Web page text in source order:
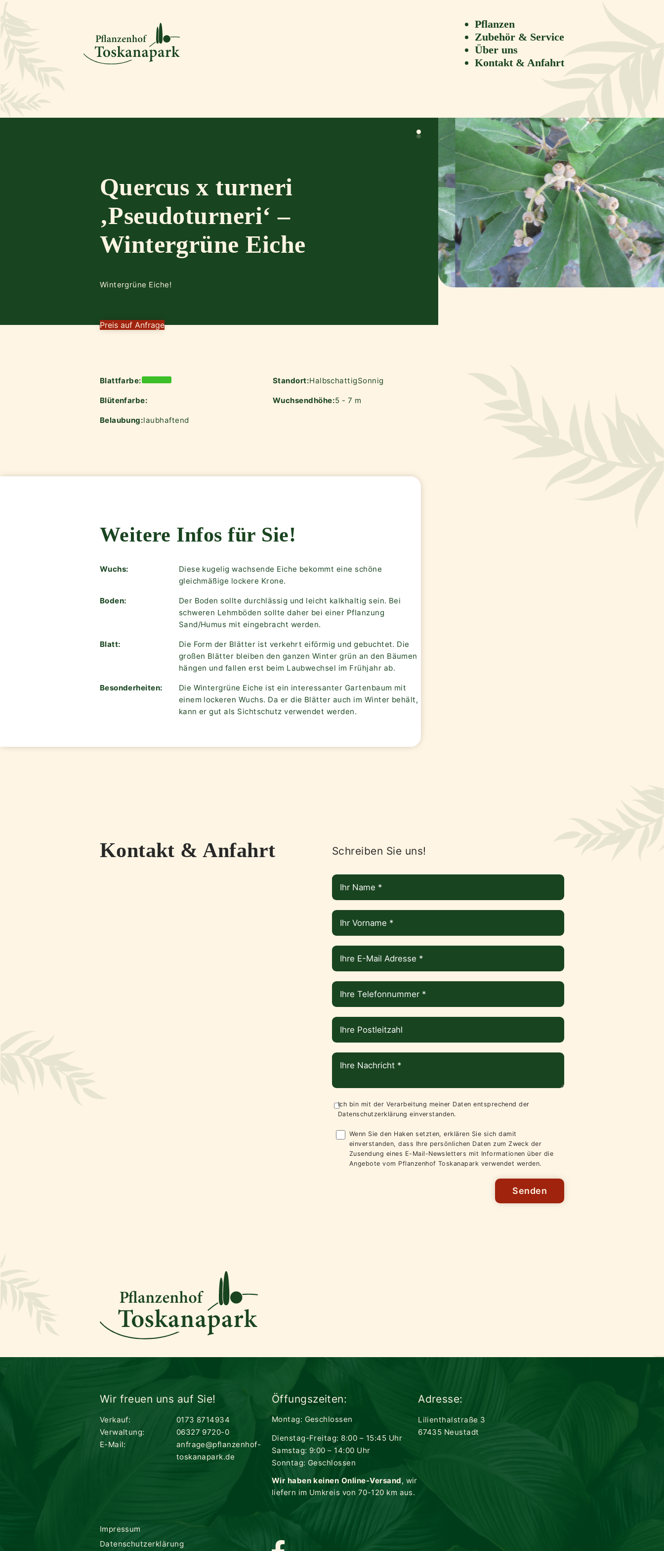
Pflanzen
Zubehör & Service
Über uns
Kontakt & Anfahrt
Quercus x turneri
‚Pseudoturneri‘ –
Wintergrüne Eiche
Wintergrüne Eiche!
Preis auf Anfrage
Blattfarbe:
Blütenfarbe:
Standort:HalbschattigSonnig
Wuchsendhöhe:5 - 7 m
Belaubung:laubhaftend
Weitere Infos für Sie!
Wuchs:
Diese kugelig wachsende Eiche bekommt eine schöne
gleichmäßige lockere Krone.
Boden:
Der Boden sollte durchlässig und leicht kalkhaltig sein. Bei
schweren Lehmböden sollte daher bei einer Pflanzung
Sand/Humus mit eingebracht werden.
Blatt:
Die Form der Blätter ist verkehrt eiförmig und gebuchtet. Die
großen Blätter bleiben den ganzen Winter grün an den Bäumen
hängen und fallen erst beim Laubwechsel im Frühjahr ab.
Besonderheiten:
Die Wintergrüne Eiche ist ein interessanter Gartenbaum mit
einem lockeren Wuchs. Da er die Blätter auch im Winter behält,
kann er gut als Sichtschutz verwendet werden.
Kontakt & Anfahrt Schreiben Sie uns!
Ich bin mit der Verarbeitung meiner Daten entsprechend der
Datenschutzerklärung einverstanden.
Wenn Sie den Haken setzten, erklären Sie sich damit
einverstanden, dass Ihre persönlichen Daten zum Zweck der
Zusendung eines E-Mail-Newsletters mit Informationen über die
Angebote vom Pflanzenhof Toskanapark verwendet werden.
Senden
Wir freuen uns auf Sie!
Verkauf:
0173 8714934
Verwaltung:
06327 9720-0
E-Mail:
anfrage@pflanzenhof-
toskanapark.de
Öffungszeiten:
Montag: Geschlossen
Dienstag-Freitag: 8:00 – 15:45 Uhr
Samstag: 9:00 – 14:00 Uhr
Sonntag: Geschlossen
Wir haben keinen Online-Versand, wir
liefern im Umkreis von 70-120 km aus.
Adresse:
Lilienthalstraße 3
67435 Neustadt
Impressum
Datenschutzerklärung